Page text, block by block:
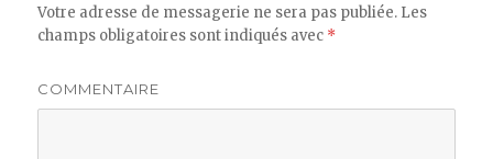
Votre adresse de messagerie ne sera pas publiée. Les
champs obligatoires sont indiqués avec *
COMMENTAIRE